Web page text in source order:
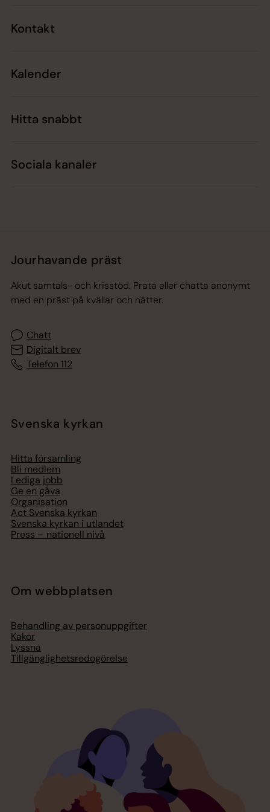
Kontakt
Kalender
Hitta snabbt
Sociala kanaler
Jourhavande präst
Akut samtals- och krisstöd. Prata eller chatta anonymt
med en präst på kvällar och nätter.
Chatt
Digitalt brev
Telefon 112
Svenska kyrkan
Hitta församling
Bli medlem
Lediga jobb
Ge en gåva
Organisation
Act Svenska kyrkan
Svenska kyrkan i utlandet
Press – nationell nivå
Om webbplatsen
Behandling av personuppgifter
Kakor
Lyssna
Tillgänglighetsredogörelse